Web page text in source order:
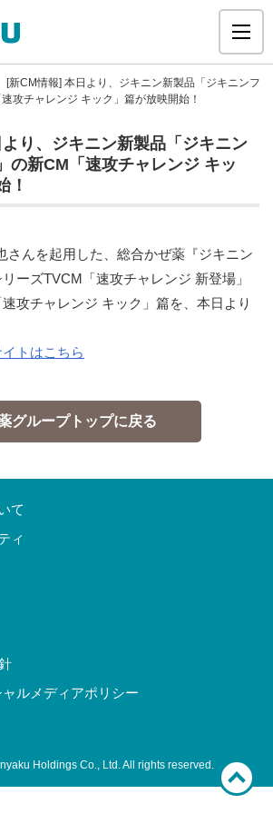
[新CM情報] 本日より、ジキニン新製品「ジキニンフ
攻チャレンジ キック」篇が放映開始！​
り、ジキニン新製品「ジキニン
の新CM「速攻チャレンジ キッ
！​
さんを起用した、総合かぜ薬『ジキニン
ーズTVCM「速攻チャレンジ 新登場」
攻チャレンジ キック」篇を、本日より
トはこちら
グループトップに戻る
て
ィ
ルメディアポリシー
Holdings Co., Ltd. All rights reserved.